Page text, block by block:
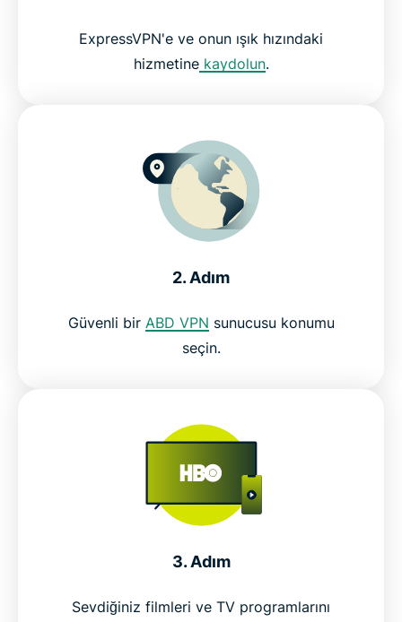
ExpressVPN ile video izlemeye başlayın
Neden ExpressVPN kullanmalısınız?
Dünyanın her yerinden sunucular
HBO'yu VPN ile taahhütsüz izleyin
ExpressVPN'e ve onun ışık hızındaki
hizmetinekaydolun.
2. Adım
Güvenli bir ABD VPN sunucusu konumu
seçin.
3. Adım
Sevdiğiniz filmleri ve TV programlarını